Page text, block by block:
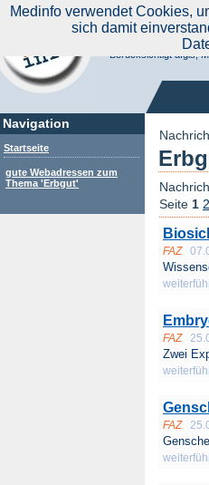
Navigation
Startseite
gute Webadressen zum
Thema 'Erbgut'
Suchen Sie noch
Medinfo.de - Meta-
Berücksichtigt afgis,
Seite 1 2
FAZ
FAZ
Zwei
FAZ
Medinfo verwendet Cookies,
sich damit